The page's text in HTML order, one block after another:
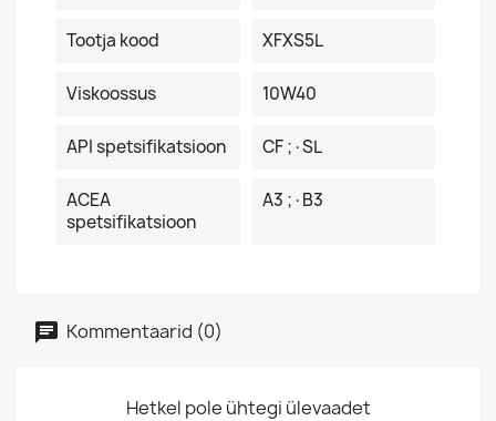
Tootja kood XFXS5L
Viskoossus 10W40
API spetsifikatsioon CF ;·SL
ACEA
spetsifikatsioon
A3 ;·B3
Kommentaarid (0)
Hetkel pole ühtegi ülevaadet